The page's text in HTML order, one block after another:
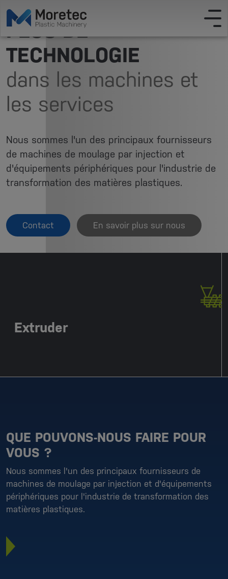
PLUS DE
TECHNOLOGIE
dans les machines et
les services
Nous sommes l'un des principaux fournisseurs
de machines de moulage par injection et
d'équipements périphériques pour l'industrie de
transformation des matières plastiques.
Contact En savoir plus sur nous
Extruder
QUE POUVONS-NOUS FAIRE POUR
VOUS ?
Nous sommes l'un des principaux fournisseurs de
machines de moulage par injection et d'équipements
périphériques pour l'industrie de transformation des
matières plastiques.